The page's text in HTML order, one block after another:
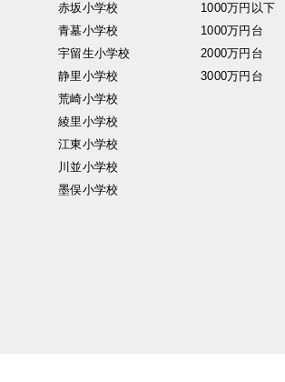
赤坂小学校
青墓小学校
宇留生小学校
静里小学校
荒崎小学校
綾里小学校
江東小学校
川並小学校
墨俣小学校
1000万円以下
1000万円台
2000万円台
3000万円台